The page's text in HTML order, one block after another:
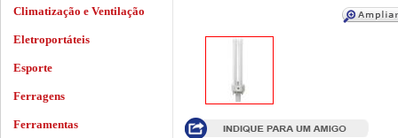
Climatização e Ventilação
Eletroportáteis
Esporte
Ferragens
Ferramentas